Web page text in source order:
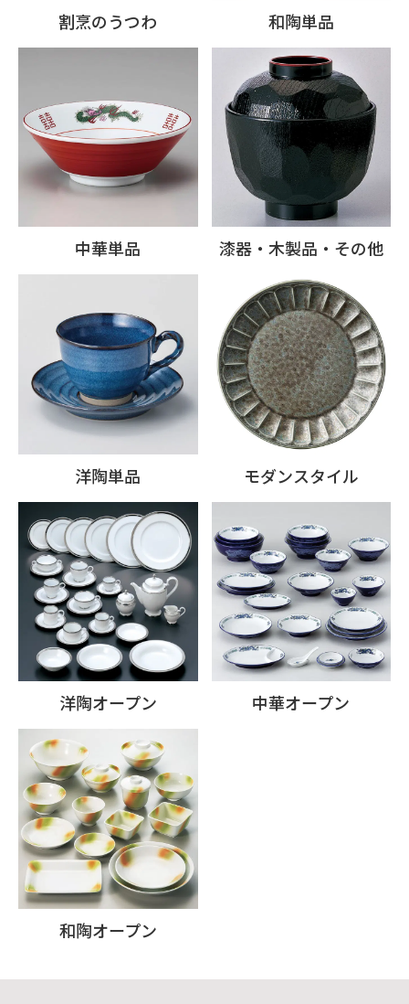
割烹のうつわ 和陶単品
中華単品 漆器・木製品・その他
洋陶単品 モダンスタイル
洋陶オープン 中華オープン
和陶オープン